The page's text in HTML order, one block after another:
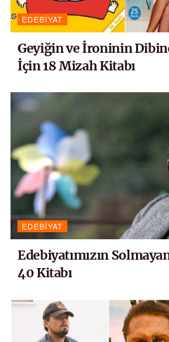
EDEBIYAT
Geyiğin ve İroninin
İçin 18 Mizah Kitabı
EDEBIYAT
Edebiyatımızın
40 Kitabı